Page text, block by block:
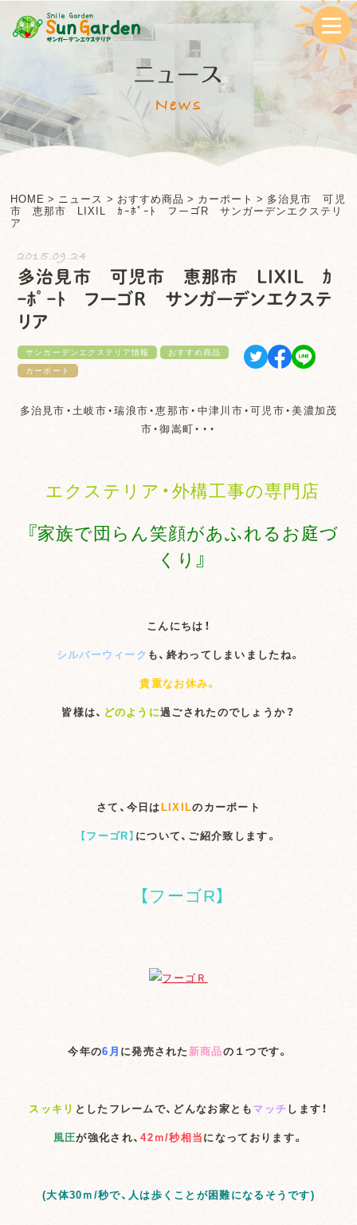
ニュース
News
HOME > ニュース > おすすめ商品 > カーポート > 多治見市 可児
市 恵那市 LIXIL ｶｰﾎﾟｰﾄ フーゴR サンガーデンエクステリ
ア
2015.09.24
多治見市 可児市 恵那市 LIXIL ｶ
ｰﾎﾟｰﾄ フーゴR サンガーデンエクステ
リア
サンガーデンエクステリア情報
おすすめ商品
カーポート
多治見市・土岐市・瑞浪市・恵那市・中津川市・可児市・美濃加茂
市・御嵩町・・・
エクステリア・外構工事の専門店
『家族で団らん笑顔があふれるお庭づ
くり』
こんにちは！
シルバーウィーク も、終わってしまいましたね。
貴重なお休み。
皆様は、 どのように過ごされたのでしょうか？
さて、今日はLIXILのカーポート
【フーゴR】 について、ご紹介致します。
【フーゴR】
今年の6月 に発売された新商品の１つです。
スッキリ としたフレームで、どんなお家ともマッチします！
風圧が強化され、42ｍ/秒相当になっております。
(大体30ｍ/秒で、人は歩くことが困難になるそうです)